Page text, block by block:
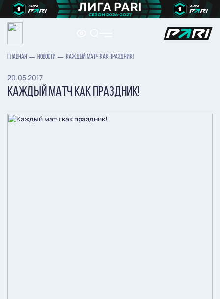
ГЛАВНАЯ НОВОСТИ КАЖДЫЙ МАТЧ КАК ПРАЗДНИК!
20.05.2017
КАЖДЫЙ МАТЧ КАК ПРАЗДНИК!